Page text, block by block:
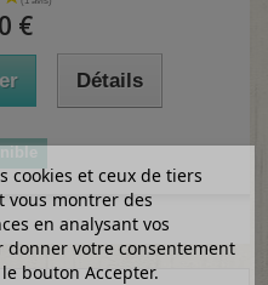
€
Détails
cookies et ceux de tiers
vous montrer des
en analysant vos
donner votre consentement
bouton Accepter.